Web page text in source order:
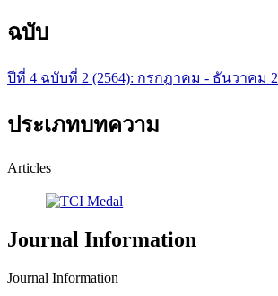
ฉบับ
ปีที่ 4 ฉบับที่ 2 (2564): กรกฎาคม - ธันวาคม
ประเภทบทความ
Articles
Journal Information
Journal Information